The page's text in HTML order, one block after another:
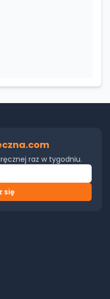
raz w tygodniu.
się